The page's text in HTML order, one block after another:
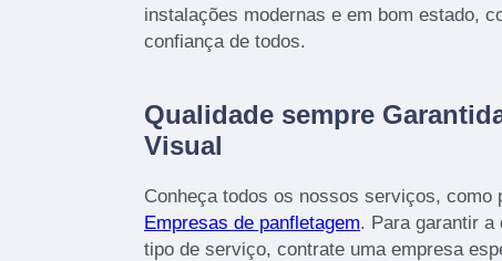
instalações modernas e em bom estado,
confiança de todos.
Qualidade sempre
Visual
Conheça todos os nossos serviços, como
Empresas de panfletagem. Para garantir a
tipo de serviço, contrate uma empresa